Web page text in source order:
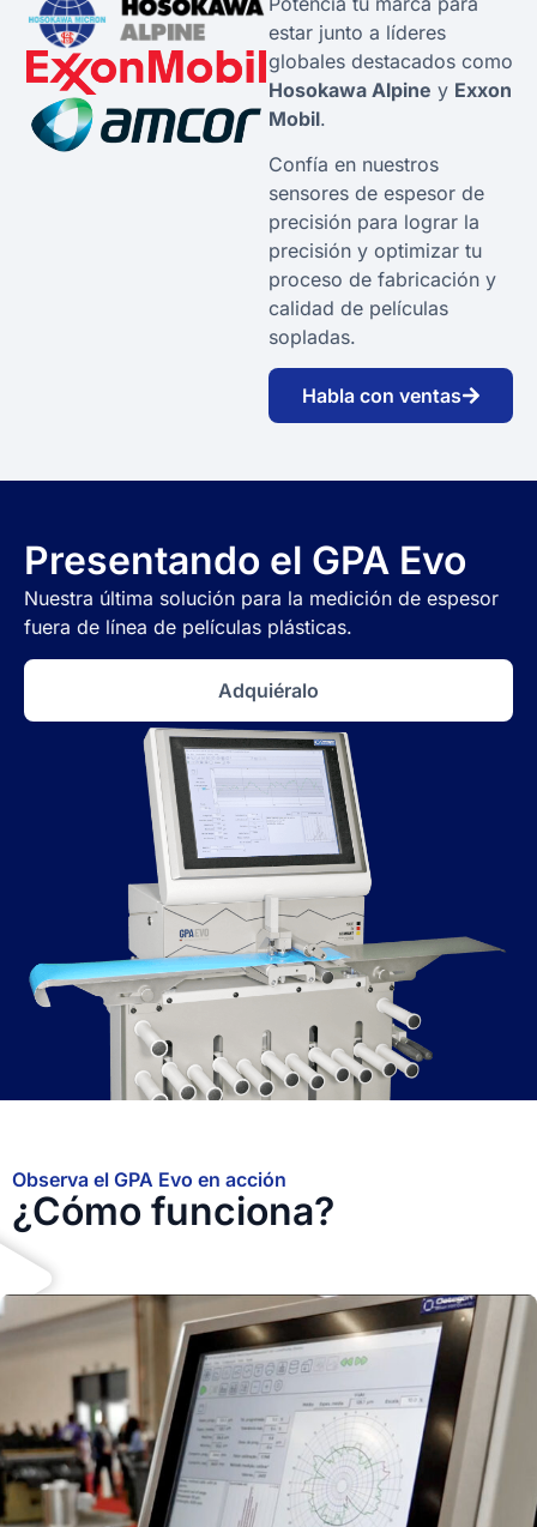
estar junto a líderes
globales destacados como
Hosokawa Alpine y Exxon
Mobil.
Confía en nuestros
sensores de espesor de
precisión para lograr la
precisión y optimizar tu
proceso de fabricación y
calidad de películas
sopladas.
Habla con ventas
Presentando el GPA Evo
Nuestra última solución para la medición de espesor
fuera de línea de películas plásticas.
Adquiéralo
Observa el GPA Evo en acción
¿Cómo funciona?